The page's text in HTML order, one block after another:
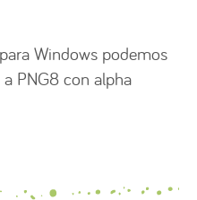
Windows podemos
PNG8 con alpha